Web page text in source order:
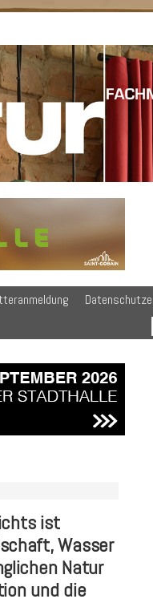
ist
Wasser
Natur
und die